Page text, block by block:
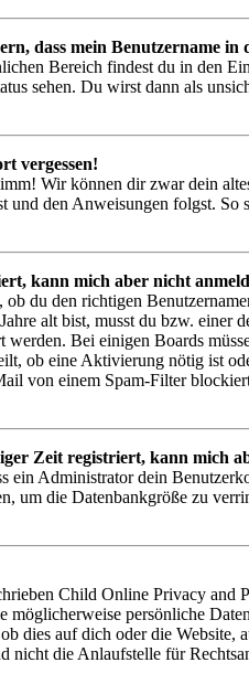
dass mein Benutzername in
Bereich findest du in den
sehen. Du wirst dann als
vergessen!
Wir können dir zwar dein
und den Anweisungen folgst.
kann mich aber nicht
ob du den richtigen
alt bist, musst du bzw.
Bei einigen Boards
ob eine Aktivierung nötig ist
von einem Spam-Filter
Zeit registriert, kann mich
ein Administrator dein
um die Datenbankgröße zu
Child Online Privacy and
möglicherweise persönliche
dies auf dich oder die Website,
nicht die Anlaufstelle für